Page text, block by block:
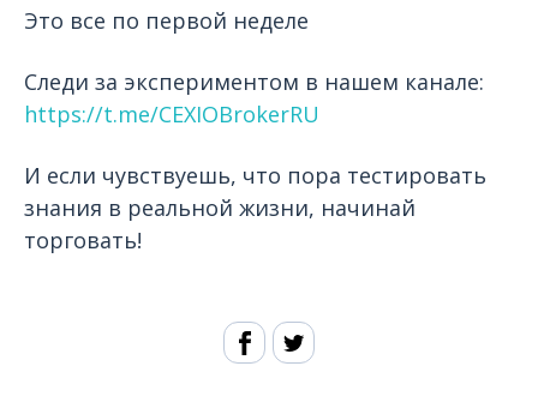
Это все по первой неделе
Следи за экспериментом в нашем канале:
https://t.me/CEXIOBrokerRU
И если чувствуешь, что пора тестировать
знания в реальной жизни, начинай
торговать!